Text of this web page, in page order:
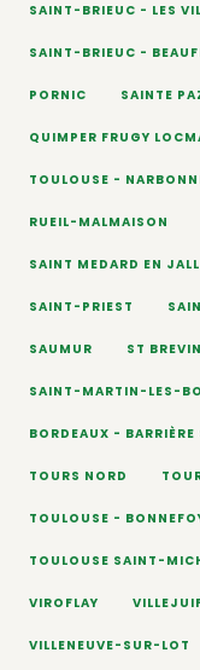
SAINT-BRIEUC - LES
SAINT-BRIEUC -
PORNIC SAINTE
QUIMPER FRUGY
TOULOUSE -
RUEIL-MALMAISON
SAINT MEDARD EN
SAINT-PRIEST
SAUMUR ST
SAINT-MARTIN-LES-
BORDEAUX -
TOURS NORD
TOULOUSE -
TOULOUSE SAINT-
VIROFLAY
VILLENEUVE-SUR-LOT